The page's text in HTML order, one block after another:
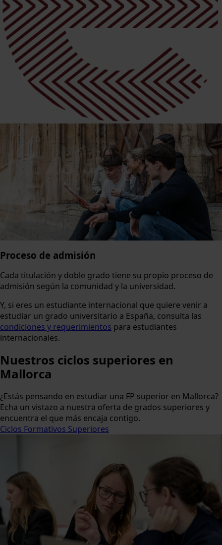
Proceso de admisión
Cada titulación y doble grado tiene su propio proceso de
admisión según la comunidad y la universidad.
Y, si eres un estudiante internacional que quiere venir a
estudiar un grado universitario a España, consulta las
condiciones y requerimientos para estudiantes
internacionales.
Nuestros ciclos superiores en
Mallorca
¿Estás pensando en estudiar una FP superior en Mallorca?
Echa un vistazo a nuestra oferta de grados superiores y
encuentra el que más encaja contigo.
Ciclos Formativos Superiores